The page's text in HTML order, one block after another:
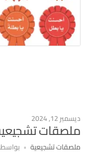
ديسمبر 12, 2024
ملصقات
ملصقات تشجيعية